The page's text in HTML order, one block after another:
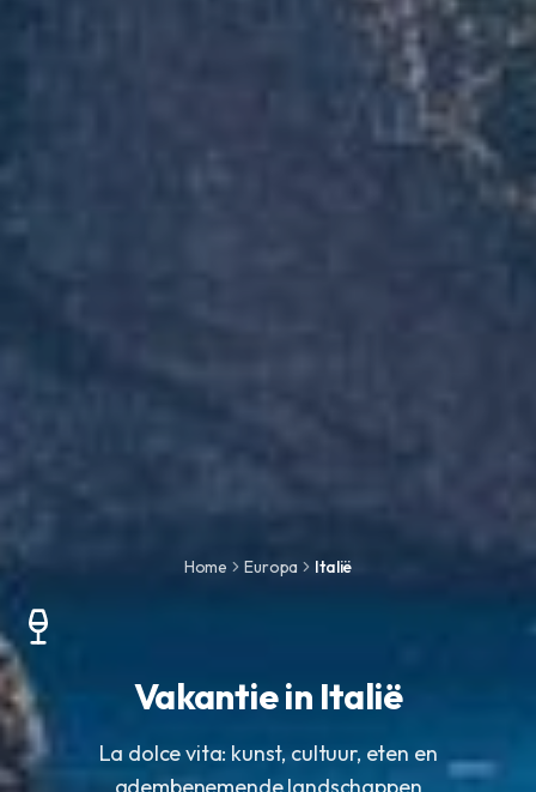
Home Europa Italië
Vakantie in Italië
La dolce vita: kunst, cultuur, eten en
adembenemende landschappen